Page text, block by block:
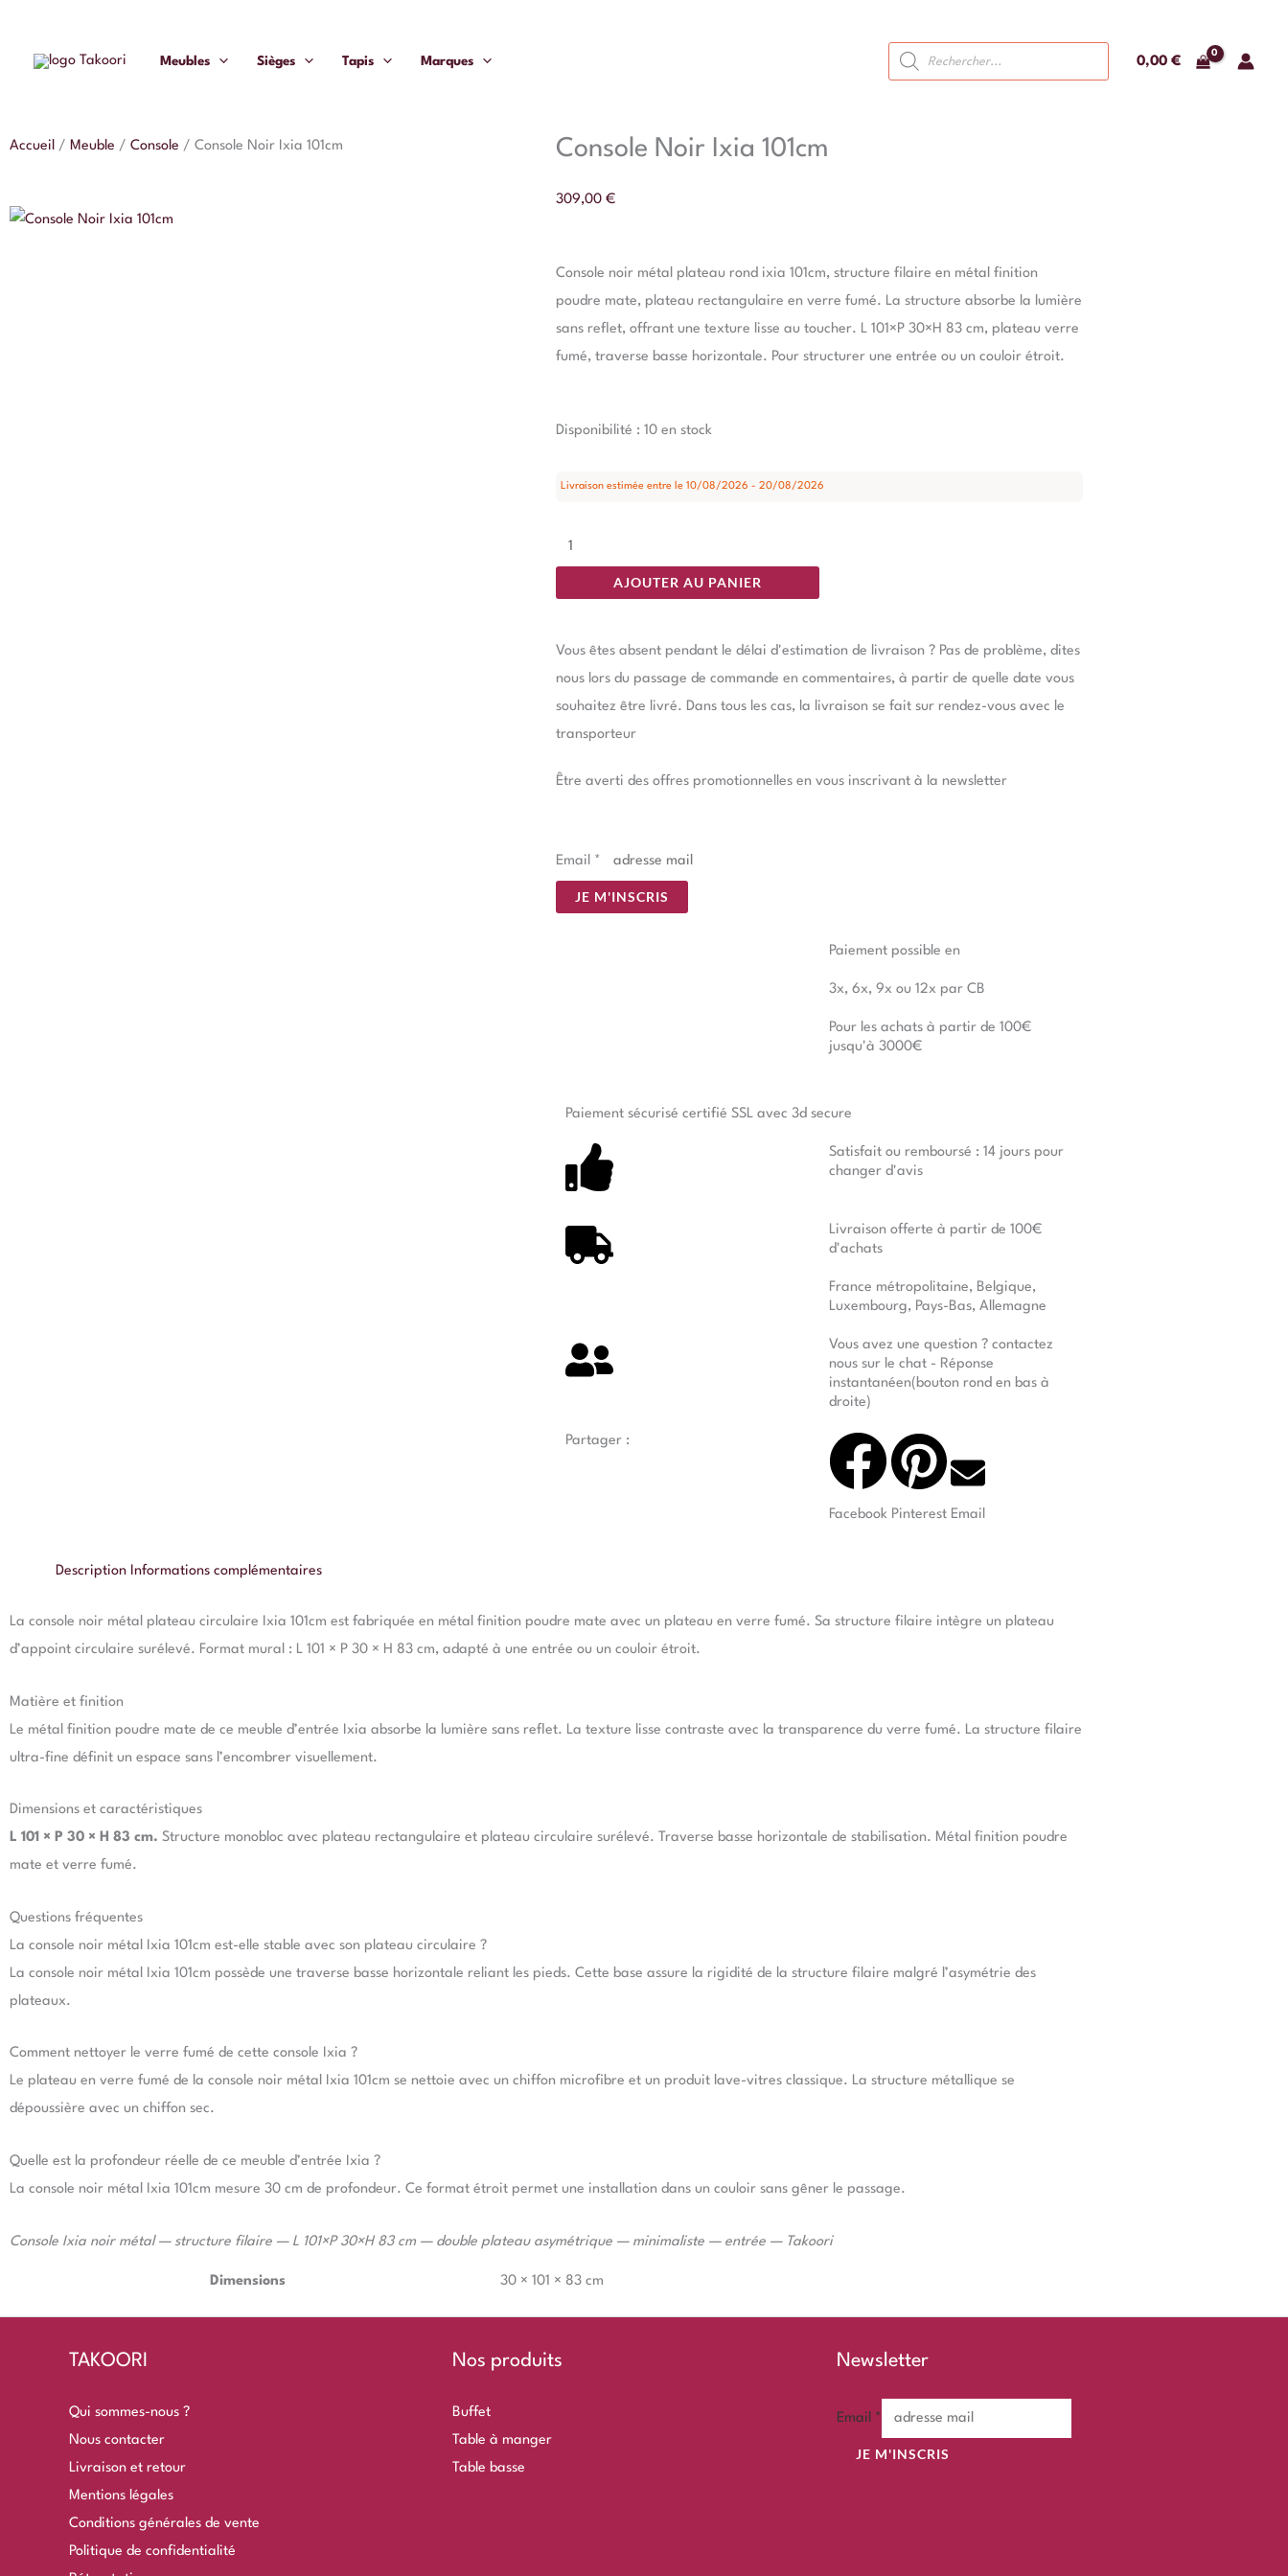
contenu
Meubles Sièges Tapis Marques
Recherche
de
produits
0,00 €
Accueil / Meuble / Console / Console Noir Ixia 101cm Console Noir Ixia 101cm
309,00 €
Console noir métal plateau rond ixia 101cm, structure filaire en métal finition
poudre mate, plateau rectangulaire en verre fumé. La structure absorbe la lumière
sans reflet, offrant une texture lisse au toucher. L 101×P 30×H 83 cm, plateau verre
fumé, traverse basse horizontale. Pour structurer une entrée ou un couloir étroit.
Disponibilité : 10 en stock
Livraison estimée entre le 10/08/2026 - 20/08/2026
quantité
Console
Ixia
101cm
AJOUTER AU PANIER
Vous êtes absent pendant le délai d'estimation de livraison ? Pas de problème, dites
nous lors du passage de commande en commentaires, à partir de quelle date vous
souhaitez être livré. Dans tous les cas, la livraison se fait sur rendez-vous avec le
transporteur
Être averti des offres promotionnelles en vous inscrivant à la newsletter
Email *
JE M'INSCRIS
Paiement possible en
3x, 6x, 9x ou 12x par CB
Pour les achats à partir de 100€
jusqu'à 3000€
Paiement sécurisé certifié SSL avec 3d secure
Satisfait ou remboursé : 14 jours pour
changer d'avis
Livraison offerte à partir de 100€
d'achats
France métropolitaine, Belgique,
Luxembourg, Pays-Bas, Allemagne
Vous avez une question ? contactez
nous sur le chat - Réponse
instantanéen(bouton rond en bas à
droite)
Partager :
Facebook Pinterest Email
Description Informations complémentaires
La console noir métal plateau circulaire Ixia 101cm est fabriquée en métal finition poudre mate avec un plateau en verre fumé. Sa structure filaire intègre un plateau
d’appoint circulaire surélevé. Format mural : L 101 × P 30 × H 83 cm, adapté à une entrée ou un couloir étroit.
Matière et finition
Le métal finition poudre mate de ce meuble d’entrée Ixia absorbe la lumière sans reflet. La texture lisse contraste avec la transparence du verre fumé. La structure filaire
ultra-fine définit un espace sans l’encombrer visuellement.
Dimensions et caractéristiques
L 101 × P 30 × H 83 cm. Structure monobloc avec plateau rectangulaire et plateau circulaire surélevé. Traverse basse horizontale de stabilisation. Métal finition poudre
mate et verre fumé.
Questions fréquentes
La console noir métal Ixia 101cm est-elle stable avec son plateau circulaire ?
La console noir métal Ixia 101cm possède une traverse basse horizontale reliant les pieds. Cette base assure la rigidité de la structure filaire malgré l’asymétrie des
plateaux.
Comment nettoyer le verre fumé de cette console Ixia ?
Le plateau en verre fumé de la console noir métal Ixia 101cm se nettoie avec un chiffon microfibre et un produit lave-vitres classique. La structure métallique se
dépoussière avec un chiffon sec.
Quelle est la profondeur réelle de ce meuble d’entrée Ixia ?
La console noir métal Ixia 101cm mesure 30 cm de profondeur. Ce format étroit permet une installation dans un couloir sans gêner le passage.
Console Ixia noir métal — structure filaire — L 101×P 30×H 83 cm — double plateau asymétrique — minimaliste — entrée — Takoori
Dimensions 30 × 101 × 83 cm
TAKOORI
Qui sommes-nous ?
Nous contacter
Livraison et retour
Mentions légales
Conditions générales de vente
Politique de confidentialité
Nos produits
Buffet
Table à manger
Table basse
Newsletter
Email *
JE M'INSCRIS